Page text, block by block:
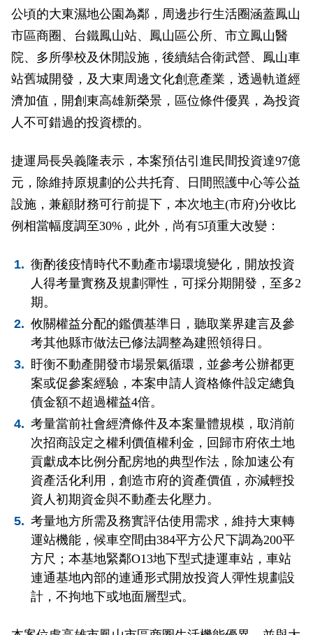
公頃的大東濕地公園為鄰，周邊步行生活圈涵蓋鳳山
市區商圈、台鐵鳳山站、鳳山區公所、市立鳳山醫
院、多所學校及休閒設施，後續結合衛武營、鳳山車
站舊城開發，及大東周邊文化創意產業，透過軌道經
濟加值，開創東高雄新榮景，區位條件優異，為投資
人不可錯過的投資標的。
捷運局長吳義隆表示，本案預估引進民間投資達97億
元，除維持原規劃的公共托育、日間照護中心等公益
設施，兼顧財務可行前提下，本次地主(市府)分收比
例相當幅度調至30%，此外，尚有5項重大改變：
衡酌後疫情時代不動產市場環境變化，開放投資
人得考量實務及規劃彈性，可採分期開發，至多2
期。
攸關權益分配的鑑價基準日，聽取業界建言及參
考其他縣市做法已修法調整為建照領得日。
盱衡不動產開發市場景氣循環，並參考公辦都更
案或促參案經驗，本案申請人資格條件設定總負
債金額不超過權益4倍。
考量當前社會經濟條件及本案量體規模，取消前
次招商設定之權利價值權利金，回歸市府依土地
貢獻成本比例分配房地的典型作法，除加速公有
資產活化利用，創造市府的資產價值，亦減輕投
資人初期資金與不動產去化壓力。
考量地方所需及務實評估使用需求，維持大東轉
運站機能，候車空間由384平方公尺下調為200平
方尺；本基地緊鄰O13地下型式捷運車站，車站
連通基地內部的連通形式開放投資人彈性規劃設
計，不拘地下或地面層型式。